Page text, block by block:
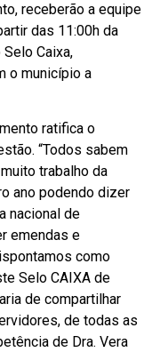
receberão a equipe
das 11:00h da
Caixa,
o município a
ratifica o
“Todos sabem
trabalho da
ano podendo dizer
nacional de
emendas e
como
Selo CAIXA de
de compartilhar
de todas as
de Dra. Vera